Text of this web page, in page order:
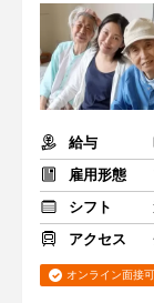
給与
雇用形態
シフト
アクセス
オンライン面接可